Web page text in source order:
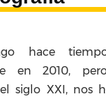
hace
en 2010,
siglo XXI, nos